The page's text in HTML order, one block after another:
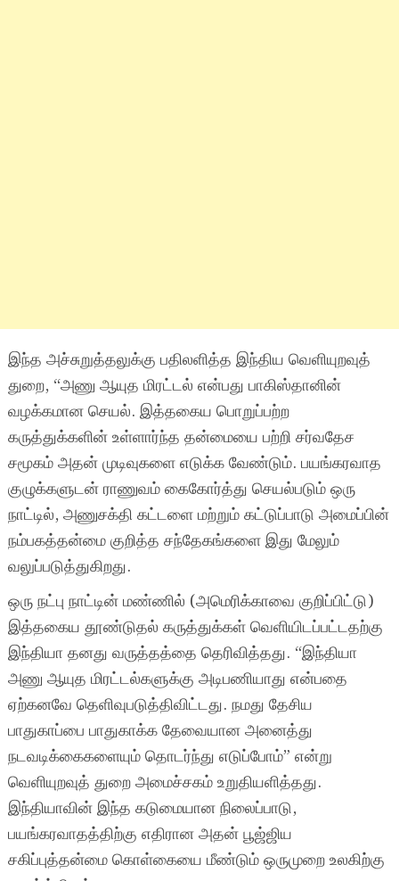
இந்த அச்சுறுத்தலுக்கு பதிலளித்த இந்திய வெளியுறவுத்
துறை, “அணு ஆயுத மிரட்டல் என்பது பாகிஸ்தானின்
வழக்கமான செயல். இத்தகைய பொறுப்பற்ற
கருத்துக்களின் உள்ளார்ந்த தன்மையை பற்றி சர்வதேச
சமூகம் அதன் முடிவுகளை எடுக்க வேண்டும். பயங்கரவாத
குழுக்களுடன் ராணுவம் கைகோர்த்து செயல்படும் ஒரு
நாட்டில், அணுசக்தி கட்டளை மற்றும் கட்டுப்பாடு அமைப்பின்
நம்பகத்தன்மை குறித்த சந்தேகங்களை இது மேலும்
வலுப்படுத்துகிறது.
ஒரு நட்பு நாட்டின் மண்ணில் (அமெரிக்காவை குறிப்பிட்டு)
இத்தகைய தூண்டுதல் கருத்துக்கள் வெளியிடப்பட்டதற்கு
இந்தியா தனது வருத்தத்தை தெரிவித்தது. “இந்தியா
அணு ஆயுத மிரட்டல்களுக்கு அடிபணியாது என்பதை
ஏற்கனவே தெளிவுபடுத்திவிட்டது. நமது தேசிய
பாதுகாப்பை பாதுகாக்க தேவையான அனைத்து
நடவடிக்கைகளையும் தொடர்ந்து எடுப்போம்” என்று
வெளியுறவுத் துறை அமைச்சகம் உறுதியளித்தது.
இந்தியாவின் இந்த கடுமையான நிலைப்பாடு,
பயங்கரவாதத்திற்கு எதிரான அதன் பூஜ்ஜிய
சகிப்புத்தன்மை கொள்கையை மீண்டும் ஒருமுறை உலகிற்கு